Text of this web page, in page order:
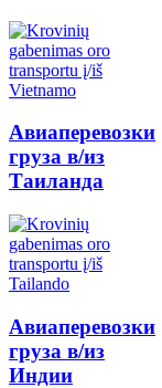
Авиаперевозки
груза в/из
Таиланда
Авиаперевозки
груза в/из
Индии